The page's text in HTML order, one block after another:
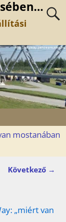
mostanában
Következő →
„miért van